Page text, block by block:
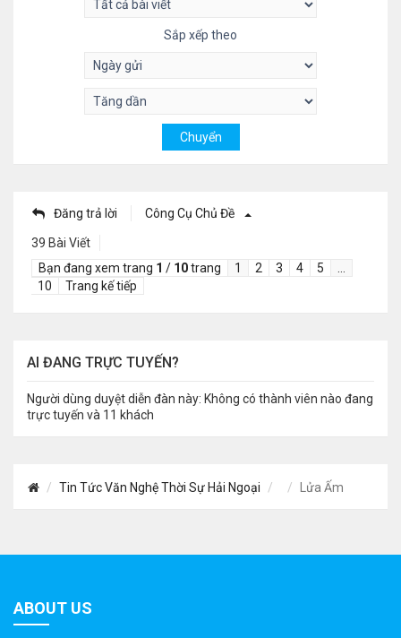
Sắp xếp theo
Đăng trả lời Công Cụ Chủ Đề
39 Bài Viết
Bạn đang xem trang 1 / 10trang 1 2 3 4 5
…
10
Trang kế tiếp
AI ĐANG TRỰC TUYẾN?
Người dùng duyệt diễn đàn này: Không có thành viên nào đang
trực tuyến và 11 khách
Tin Tức Văn Nghệ Thời Sự Hải Ngoại Lửa Ấm
ABOUT US